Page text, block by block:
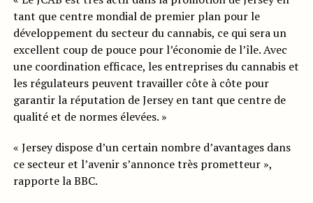
tant que centre mondial de premier plan pour le
développement du secteur du cannabis, ce qui sera un
excellent coup de pouce pour l’économie de l’île. Avec
une coordination efficace, les entreprises du cannabis et
les régulateurs peuvent travailler côte à côte pour
garantir la réputation de Jersey en tant que centre de
qualité et de normes élevées. »
« Jersey dispose d’un certain nombre d’avantages dans
ce secteur et l’avenir s’annonce très prometteur »,
rapporte la BBC.